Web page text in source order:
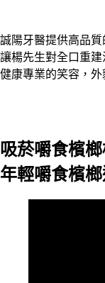
誠陽牙醫提供高品
讓楊先生對全口重
健康專業的笑容，外
吸菸嚼食檳
年輕嚼食檳